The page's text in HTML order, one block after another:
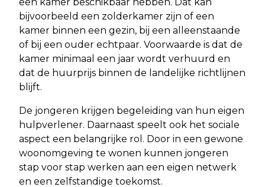
bijvoorbeeld een zolderkamer zijn of een
kamer binnen een gezin, bij een alleenstaande
of bij een ouder echtpaar. Voorwaarde is dat de
kamer minimaal een jaar wordt verhuurd en
dat de huurprijs binnen de landelijke richtlijnen
blijft.
De jongeren krijgen begeleiding van hun eigen
hulpverlener. Daarnaast speelt ook het sociale
aspect een belangrijke rol. Door in een gewone
woonomgeving te wonen kunnen jongeren
stap voor stap werken aan een eigen netwerk
en een zelfstandige toekomst.